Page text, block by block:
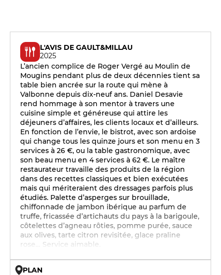
L'AVIS DE GAULT&MILLAU
2025
L’ancien complice de Roger Vergé au Moulin de
Mougins pendant plus de deux décennies tient sa
table bien ancrée sur la route qui mène à
Valbonne depuis dix-neuf ans. Daniel Desavie
rend hommage à son mentor à travers une
cuisine simple et généreuse qui attire les
déjeuners d’affaires, les clients locaux et d’ailleurs.
En fonction de l’envie, le bistrot, avec son ardoise
qui change tous les quinze jours et son menu en 3
services à 26 €, ou la table gastronomique, avec
son beau menu en 4 services à 62 €. Le maître
restaurateur travaille des produits de la région
dans des recettes classiques et bien exécutées
mais qui mériteraient des dressages parfois plus
étudiés. Palette d’asperges sur brouillade,
chiffonnade de jambon ibérique au parfum de
truffe, fricassée d’artichauts du pays à la barigoule,
côtelettes d’agneau rôties, pomme purée, sauce
aux olives, tarte citron revisitée, glace praline
rose… Service aimable.
PLAN